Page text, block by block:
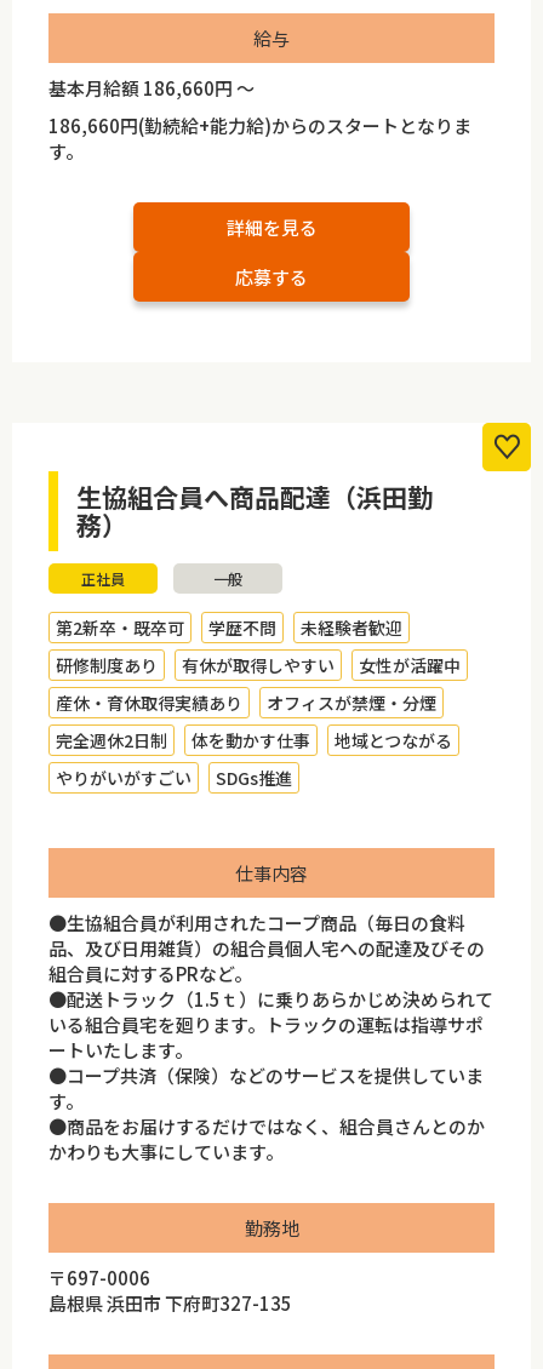
給与
基本月給額 186,660円 ～
186,660円(勤続給+能力給)からのスタートとなりま
す。
詳細を見る
応募する
生協組合員へ商品配達（浜田勤
務）
正社員 一般
第2新卒・既卒可 学歴不問
未経験者歓迎
研修制度あり
有休が取得しやすい
女性が活躍中
産休・育休取得実績あり
オフィスが禁煙・分煙
完全週休2日制
体を動かす仕事
地域とつながる
やりがいがすごい
SDGs推進
仕事内容
●生協組合員が利用されたコープ商品（毎日の食料
品、及び日用雑貨）の組合員個人宅への配達及びその
組合員に対するPRなど。
●配送トラック（1.5ｔ）に乗りあらかじめ決められて
いる組合員宅を廻ります。トラックの運転は指導サポ
ートいたします。
●コープ共済（保険）などのサービスを提供していま
す。
●商品をお届けするだけではなく、組合員さんとのか
かわりも大事にしています。
勤務地
〒697-0006
島根県 浜田市 下府町327-135